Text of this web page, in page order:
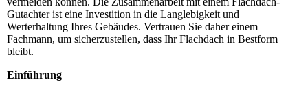
Gutachter ist eine Investition in die Langlebigkeit und
Werterhaltung Ihres Gebäudes. Vertrauen Sie daher einem
Fachmann, um sicherzustellen, dass Ihr Flachdach in Bestform
bleibt.
Einführung